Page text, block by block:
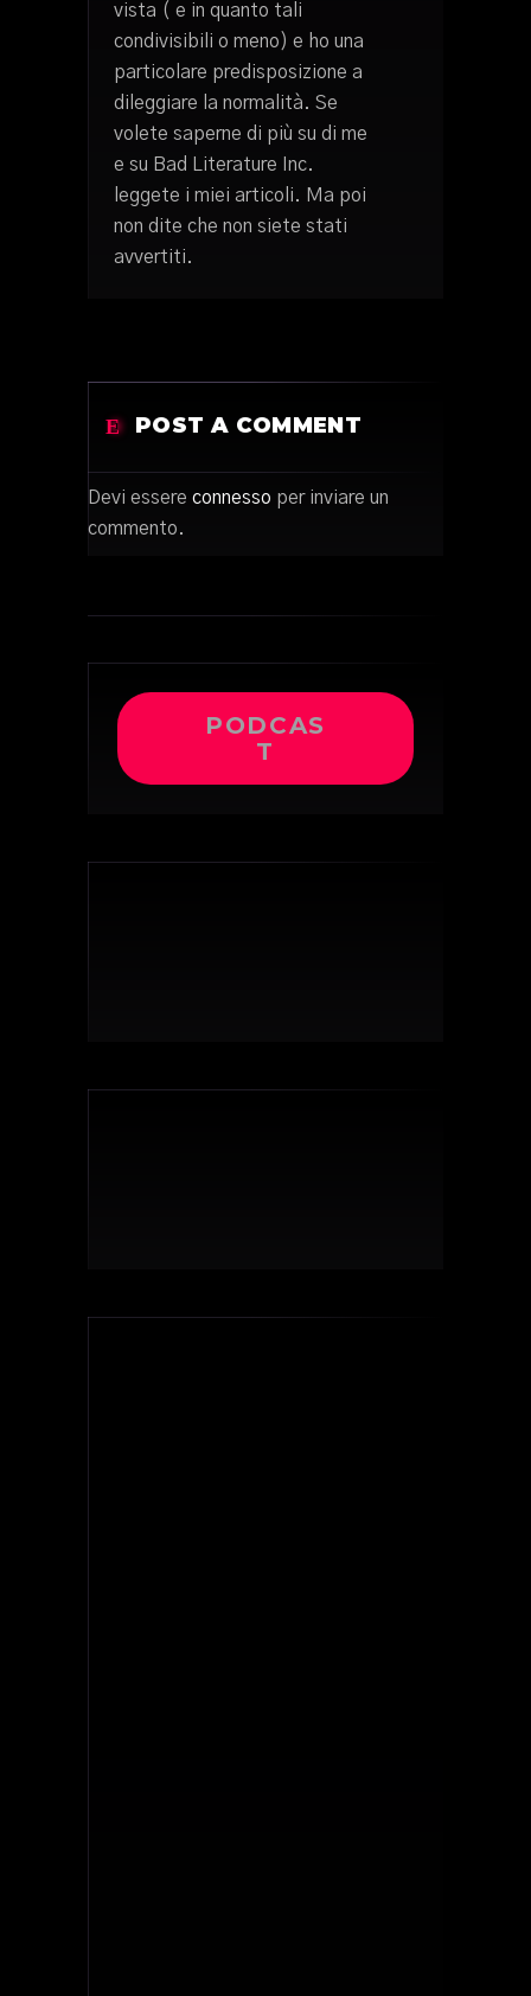
vista ( e in quanto tali
condivisibili o meno) e ho una
particolare predisposizione a
dileggiare la normalità. Se
volete saperne di più su di me
e su Bad Literature Inc.
leggete i miei articoli. Ma poi
non dite che non siete stati
avvertiti.
POST A COMMENT
Devi essere connesso per inviare un
commento.
PODCAS
T